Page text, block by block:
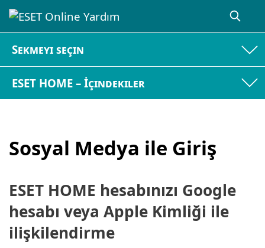
Sekmeyi seçin
ESET HOME – İçindekiler
Sosyal Medya ile Giriş
ESET HOME hesabınızı Google
hesabı veya Apple Kimliği ile
ilişkilendirme